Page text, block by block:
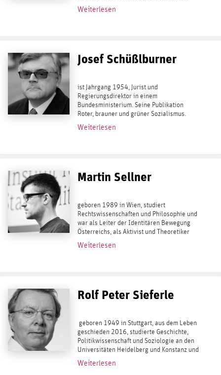
Elsaß war. In der reihe kaplaken
erschienen aus seiner Feder die Bände
Weiterlesen
Josef Schüßlburner
ist Jahrgang 1954, Jurist und
Regierungsdirektor in einem
Bundesministerium. Seine Publikation
Roter, brauner und grüner Sozialismus.
Bewältigung ideologischer Übergänge von
SPD bis NSDAP und darüber hinaus
Weiterlesen
Martin Sellner
geboren 1989 in Wien, studiert
Rechtswissenschaften und Philosophie und
war als Leiter der Identitären Bewegung
Österreichs, als Aktivist und Theoretiker
einer ihrer bekanntesten Köpfe. Die
strategische Ausrichtung der IB an der...
Weiterlesen
Rolf Peter Sieferle
geboren 1949 in Stuttgart, aus dem Leben
geschieden 2016, studierte Geschichte,
Politikwissenschaft und Soziologie an den
Universitäten Heidelberg und Konstanz und
lehrte ab 1991 in Mannheim. Seit 2005
war er ordentlicher Professor für...
Weiterlesen